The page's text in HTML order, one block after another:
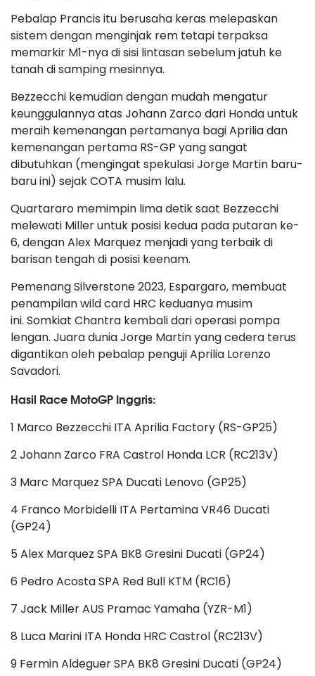
Pebalap Prancis itu berusaha keras melepaskan
sistem dengan menginjak rem tetapi terpaksa
memarkir M1-nya di sisi lintasan sebelum jatuh ke
tanah di samping mesinnya.
Bezzecchi kemudian dengan mudah mengatur
keunggulannya atas Johann Zarco dari Honda untuk
meraih kemenangan pertamanya bagi Aprilia dan
kemenangan pertama RS-GP yang sangat
dibutuhkan (mengingat spekulasi Jorge Martin baru-
baru ini) sejak COTA musim lalu.
Quartararo memimpin lima detik saat Bezzecchi
melewati Miller untuk posisi kedua pada putaran ke-
6, dengan Alex Marquez menjadi yang terbaik di
barisan tengah di posisi keenam.
Pemenang Silverstone 2023, Espargaro, membuat
penampilan wild card HRC keduanya musim
ini. Somkiat Chantra kembali dari operasi pompa
lengan. Juara dunia Jorge Martin yang cedera terus
digantikan oleh pebalap penguji Aprilia Lorenzo
Savadori.
Hasil Race MotoGP Inggris:
1 Marco Bezzecchi ITA Aprilia Factory (RS-GP25)
2 Johann Zarco FRA Castrol Honda LCR (RC213V)
3 Marc Marquez SPA Ducati Lenovo (GP25)
4 Franco Morbidelli ITA Pertamina VR46 Ducati
(GP24)
5 Alex Marquez SPA BK8 Gresini Ducati (GP24)
6 Pedro Acosta SPA Red Bull KTM (RC16)
7 Jack Miller AUS Pramac Yamaha (YZR-M1)
8 Luca Marini ITA Honda HRC Castrol (RC213V)
9 Fermin Aldeguer SPA BK8 Gresini Ducati (GP24)